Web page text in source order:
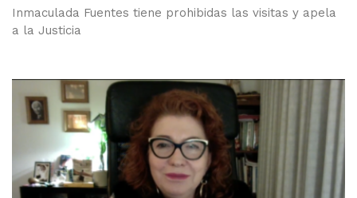
Inmaculada Fuentes tiene prohibidas las visitas y apela
a la Justicia